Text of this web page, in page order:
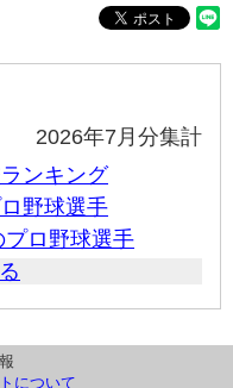
2026年7月分集計
ンキング
野球選手
ロ野球選手
について